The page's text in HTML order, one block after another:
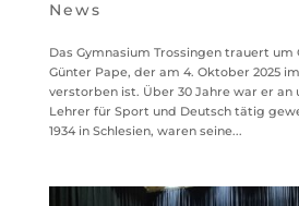
News
Das Gymnasium Trossingen trauert
Günter Pape, der am 4. Oktober 2025
verstorben ist. Über 30 Jahre war er an
Lehrer für Sport und Deutsch tätig
1934 in Schlesien, waren seine...